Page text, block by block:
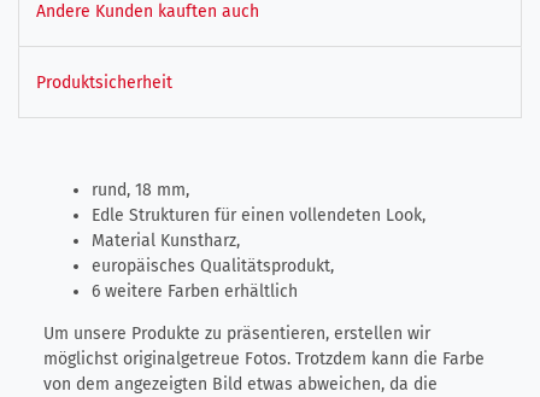
Andere Kunden kauften auch
Produktsicherheit
rund, 18 mm,
Edle Strukturen für einen vollendeten Look,
Material Kunstharz,
europäisches Qualitätsprodukt,
6 weitere Farben erhältlich
Um unsere Produkte zu präsentieren, erstellen wir
möglichst originalgetreue Fotos. Trotzdem kann die Farbe
von dem angezeigten Bild etwas abweichen, da die